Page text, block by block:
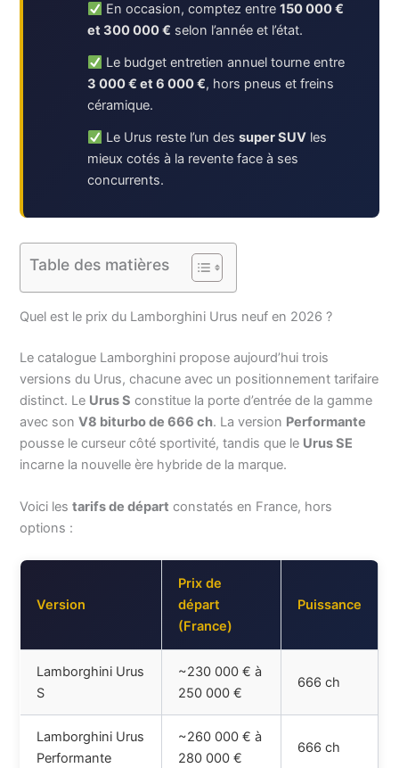
En occasion, comptez entre 150 000 €
et 300 000 € selon l’année et l’état.
Le budget entretien annuel tourne entre
3 000 € et 6 000 €, hors pneus et freins
céramique.
Le Urus reste l’un des super SUVles
mieux cotés à la revente face à ses
concurrents.
Table des matières
Quel est le prix du Lamborghini Urus neuf en 2026 ?
Le catalogue Lamborghini propose aujourd’hui trois
versions du Urus, chacune avec un positionnement tarifaire
distinct. Le Urus S constitue la porte d’entrée de la gamme
avec sonV8 biturbo de 666 ch. La version Performante
pousse le curseur côté sportivité, tandis que le Urus SE
incarne la nouvelle ère hybride de la marque.
Voici lestarifs de départ constatés en France, hors
options :
Version
Prix de
départ
(France)
Puissance
Lamborghini Urus
S
~230 000 € à
250 000 €
666 ch
Lamborghini Urus
Performante
~260 000 € à
280 000 €
666 ch